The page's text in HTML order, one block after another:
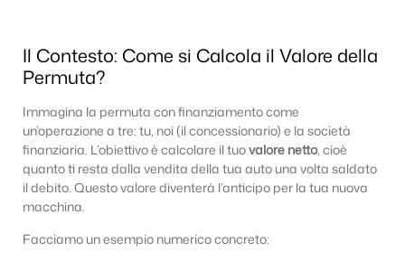
Il Contesto: Come si Calcola il Valore della
Permuta?
Immagina la permuta con finanziamento come
un’operazione a tre: tu, noi (il concessionario) e la società
finanziaria. L’obiettivo è calcolare il tuovalore netto, cioè
quanto ti resta dalla vendita della tua auto una volta saldato
il debito. Questo valore diventerà l’anticipo per la tua nuova
macchina.
Facciamo un esempio numerico concreto: